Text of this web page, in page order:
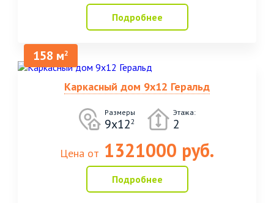
Подробнее
158 м2
Каркасный дом 9х12 Геральд
Размеры
9х122
Этажа:
2
Цена от 1321000 руб.
Подробнее